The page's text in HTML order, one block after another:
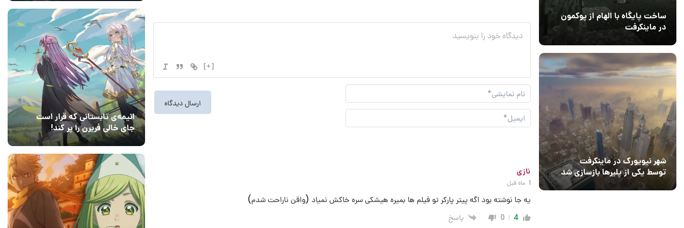
ساخت پایگاه با الهام از پوکمون
در ماینکرفت
شهر نیویورک در ماینکرفت
توسط یکی از پلیرها بازسازی شد
[+]
نام
نمایشی*
ایمیل*
نازی
1 ماه قبل
یه جا نوشته بود اگه پیتر پارکر تو فیلم ها بمیره هیشکی سره خاکش نمیاد (واقن ناراحت شدم)
4
0 پاسخ
انیمه‌ی تابستانی که قرار است
جای خالی فریرن را پر کند!
14 مرداد 1405